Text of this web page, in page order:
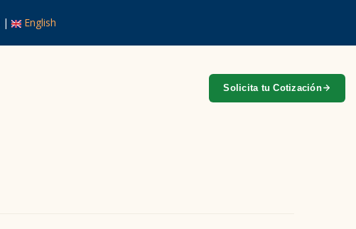
| English
Solicita tu Cotización